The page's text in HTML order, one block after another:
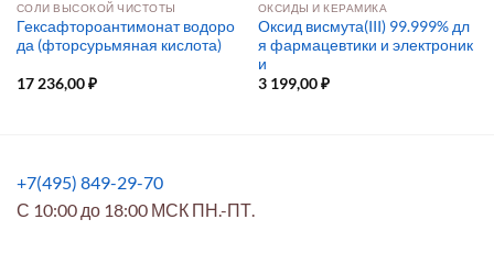
СОЛИ ВЫСОКОЙ ЧИСТОТЫ
Гексафтороантимонат водоро
да (фторсурьмяная кислота)
17 236,00₽
ОКСИДЫ И КЕРАМИКА
Оксид висмута(III) 99.999% дл
я фармацевтики и электроник
и
3 199,00₽
+7(495) 849-29-70
С 10:00 до 18:00 МСК ПН.-ПТ.